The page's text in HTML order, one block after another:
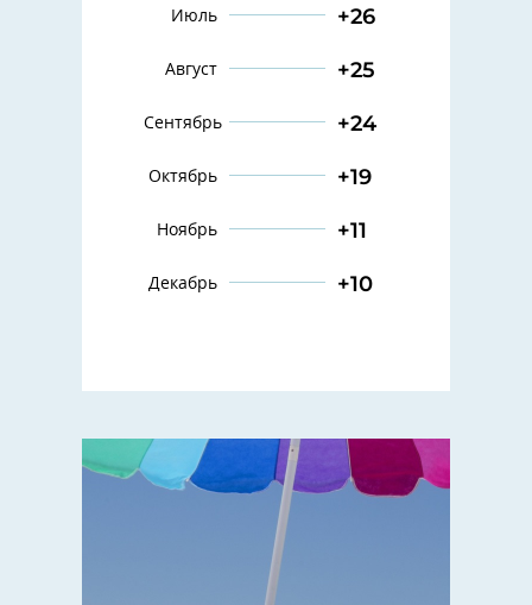
Июль +26
Август +25
Сентябрь +24
Октябрь +19
Ноябрь +11
Декабрь +10